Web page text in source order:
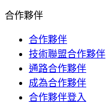
合作夥伴
合作夥伴
技術聯盟合作夥伴
通路合作夥伴
成為合作夥伴
合作夥伴登入